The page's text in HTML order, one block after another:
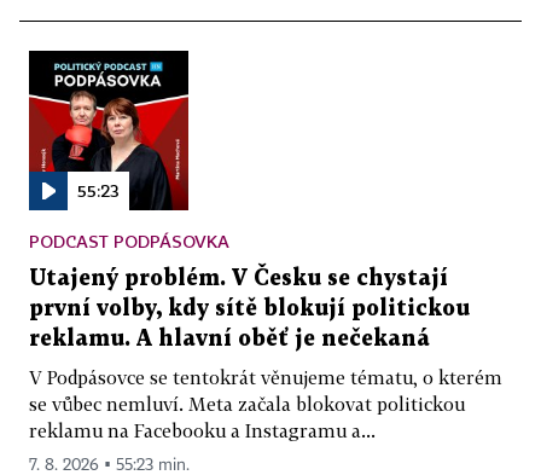
55:23
PODCAST PODPÁSOVKA
Utajený problém. V Česku se chystají
první volby, kdy sítě blokují politickou
reklamu. A hlavní oběť je nečekaná
V Podpásovce se tentokrát věnujeme tématu, o kterém
se vůbec nemluví. Meta začala blokovat politickou
reklamu na Facebooku a Instagramu a...
7. 8. 2026 ▪ 55:23 min.